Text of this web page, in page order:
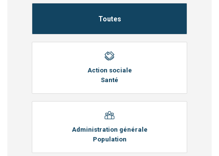
Toutes
Action sociale
Santé
Administration générale
Population